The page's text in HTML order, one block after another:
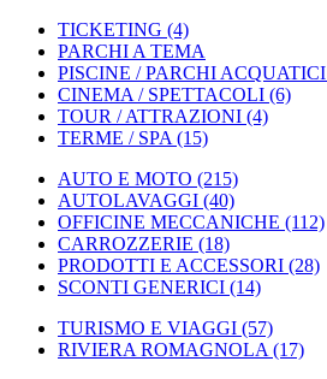
TICKETING (4)
PARCHI A TEMA
PISCINE / PARCHI ACQUATICI
CINEMA / SPETTACOLI (6)
TOUR / ATTRAZIONI (4)
TERME / SPA (15)
AUTO E MOTO (215)
AUTOLAVAGGI (40)
OFFICINE MECCANICHE (112)
CARROZZERIE (18)
PRODOTTI E ACCESSORI (28)
SCONTI GENERICI (14)
TURISMO E VIAGGI (57)
RIVIERA ROMAGNOLA (17)